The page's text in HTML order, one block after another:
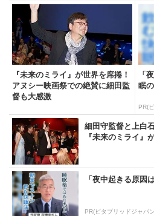
『未来のミライ』が世界を席捲！
アヌシー映画祭での絶賛に細田監
督も大感激
「
眠
PR(
細田守監督と上白
『未来のミライ』
「夜中起きる原因
PR(ビタブリッドジャパ